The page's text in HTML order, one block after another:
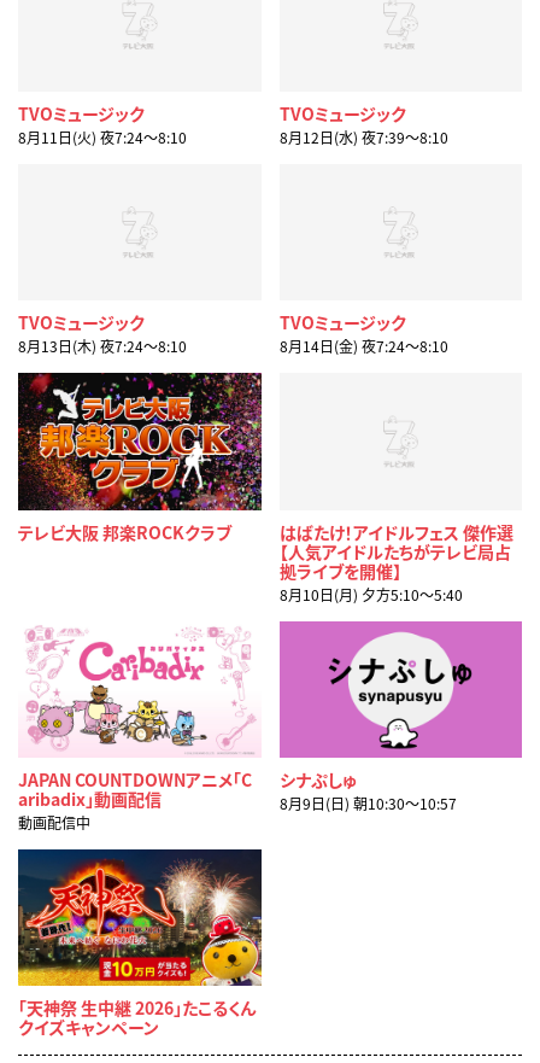
TVOミュージック
8月11日(火) 夜7:24〜8:10
TVOミュージック
8月12日(水) 夜7:39〜8:10
TVOミュージック
8月13日(木) 夜7:24〜8:10
TVOミュージック
8月14日(金) 夜7:24〜8:10
テレビ大阪 邦楽ROCKクラブ
はばたけ！アイドルフェス 傑作選
【人気アイドルたちがテレビ局占
拠ライブを開催】
8月10日(月) 夕方5:10〜5:40
JAPAN COUNTDOWNアニメ「C
aribadix」動画配信
動画配信中
シナぷしゅ
8月9日(日) 朝10:30〜10:57
「天神祭 生中継 2026」たこるくん
クイズキャンペーン